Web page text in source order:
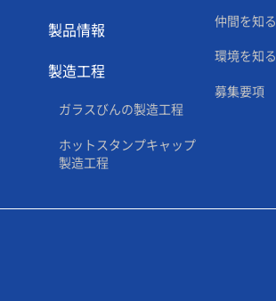
製品情報
製造工程
ガラスびんの製造工程
ホットスタンプキャップ
製造工程
仲間を知る
環境を知る
募集要項